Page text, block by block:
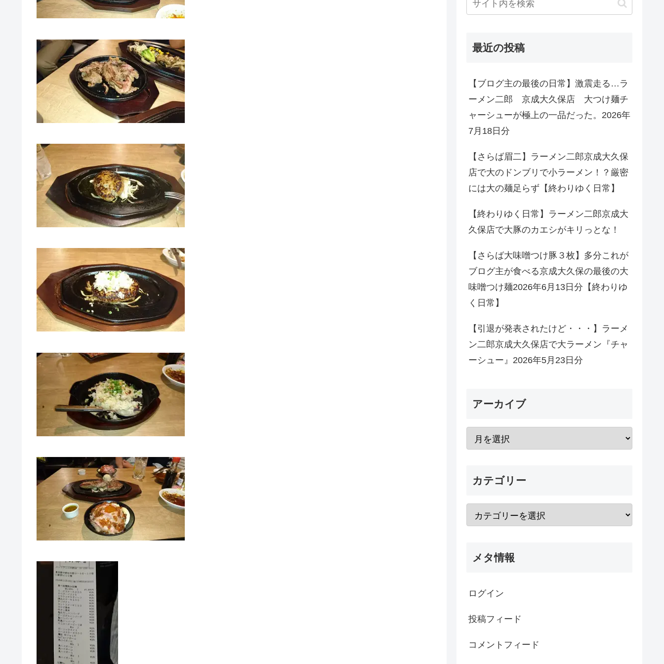
最近の投稿
【ブログ主の最後の日常】激震走る…ラ
ーメン二郎 京成大久保店 大つけ麺チ
ャーシューが極上の一品だった。2026年
7月18日分
【さらば眉二】ラーメン二郎京成大久保
店で大のドンブリで小ラーメン！？厳密
には大の麺足らず【終わりゆく日常】
【終わりゆく日常】ラーメン二郎京成大
久保店で大豚のカエシがキリっとな！
【さらば大味噌つけ豚３枚】多分これが
ブログ主が食べる京成大久保の最後の大
味噌つけ麺2026年6月13日分【終わりゆ
く日常】
【引退が発表されたけど・・・】ラーメ
ン二郎京成大久保店で大ラーメン『チャ
ーシュー』2026年5月23日分
アーカイブ
カテゴリー
メタ情報
ログイン
投稿フィード
コメントフィード